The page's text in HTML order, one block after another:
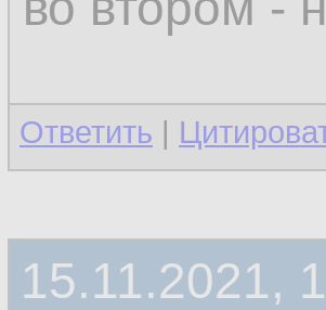
Ответить |
15.11.2021,